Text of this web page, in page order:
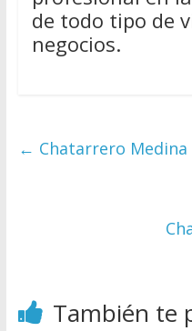
de todo tipo de
negocios.
← Chatarrero Medina
También te